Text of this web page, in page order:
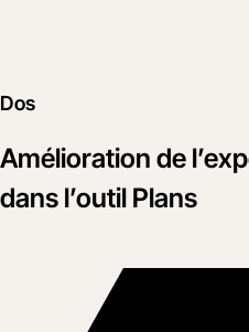
Dos
Amélioration de
dans l’outil Plans